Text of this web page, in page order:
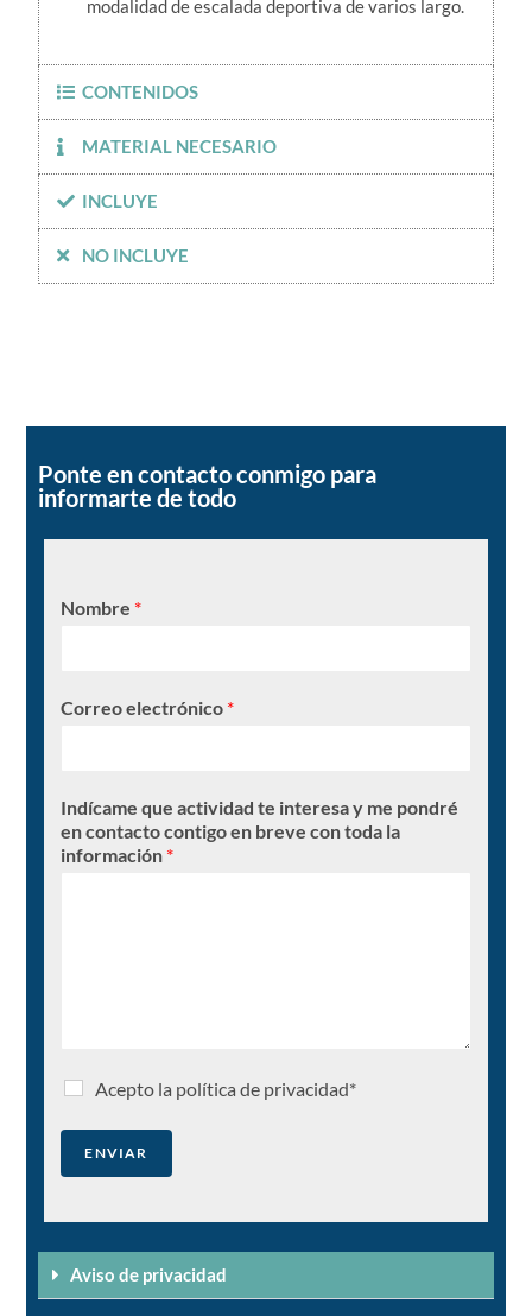
modalidad de escalada deportiva de varios largo.
CONTENIDOS
MATERIAL NECESARIO
INCLUYE
NO INCLUYE
Ponte en contacto conmigo para
informarte de todo
Nombre *
Correo electrónico *
Indícame que actividad te interesa y me pondré
en contacto contigo en breve con toda la
información *
Acepto la política de privacidad*
ENVIAR
Aviso de privacidad